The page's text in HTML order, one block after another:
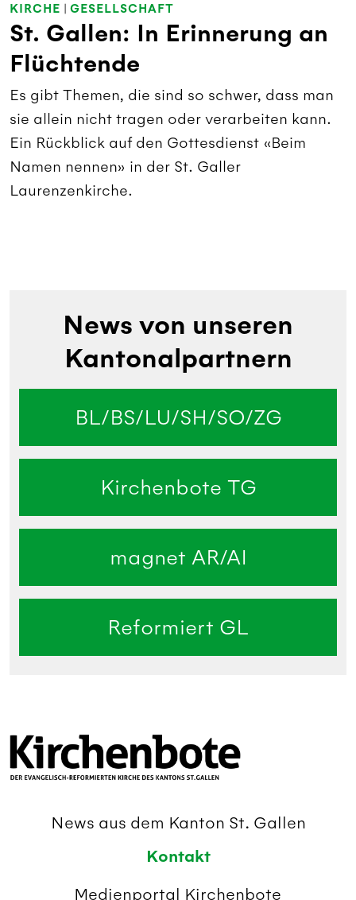
KIRCHE | GESELLSCHAFT
St. Gallen: In Erinnerung an
Flüchtende
Es gibt Themen, die sind so schwer, dass man
sie allein nicht tragen oder verarbeiten kann.
Ein Rückblick auf den Gottesdienst «Beim
Namen nennen» in der St. Galler
Laurenzenkirche.
News von unseren
Kantonalpartnern
BL/BS/LU/SH/SO/ZG
Kirchenbote TG
magnet AR/AI
Reformiert GL
News aus dem Kanton St. Gallen
Kontakt
Medienportal Kirchenbote